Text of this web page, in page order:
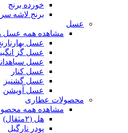
خورده برنج
برنج لاشه
عسل
مشاهده همه عسل
عسل
عسل گز
عسل
عسل کنار
عسل گشنیز
عسل آویشن
محصولات عطاری
مشاهده همه
هل (۲مثقال)
پودر نارگیل